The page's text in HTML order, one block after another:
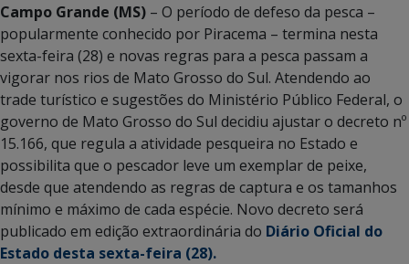
Campo Grande (MS) – O período de defeso da pesca –
popularmente conhecido por Piracema – termina nesta
sexta-feira (28) e novas regras para a pesca passam a
vigorar nos rios de Mato Grosso do Sul. Atendendo ao
trade turístico e sugestões do Ministério Público Federal, o
governo de Mato Grosso do Sul decidiu ajustar o decreto nº
15.166, que regula a atividade pesqueira no Estado e
possibilita que o pescador leve um exemplar de peixe,
desde que atendendo as regras de captura e os tamanhos
mínimo e máximo de cada espécie. Novo decreto será
publicado em edição extraordinária do Diário Oficial do
Estado desta sexta-feira (28).